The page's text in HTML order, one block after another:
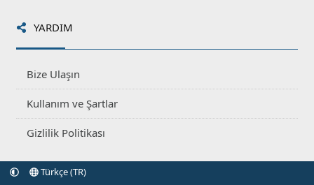
YARDIM
Bize Ulaşın
Kullanım ve Şartlar
Gizlilik Politikası
Türkçe (TR)